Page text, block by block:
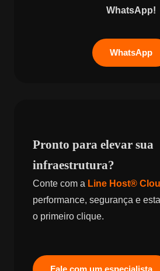
WhatsApp!
WhatsApp
Pronto para elevar sua
infraestrutura?
Conte com a Line Host®
performance, segurança e
o primeiro clique.